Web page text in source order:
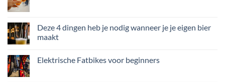
Deze 4 dingen heb je nodig wanneer je je eigen bier
maakt
Elektrische Fatbikes voor beginners